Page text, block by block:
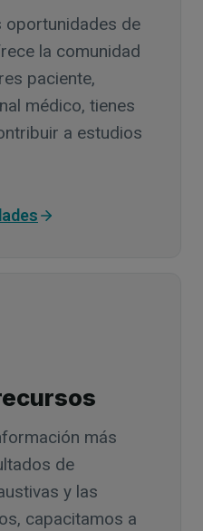
oportunidades de
la comunidad
paciente,
médico, tienes
a estudios
más
de
y las
capacitamos a